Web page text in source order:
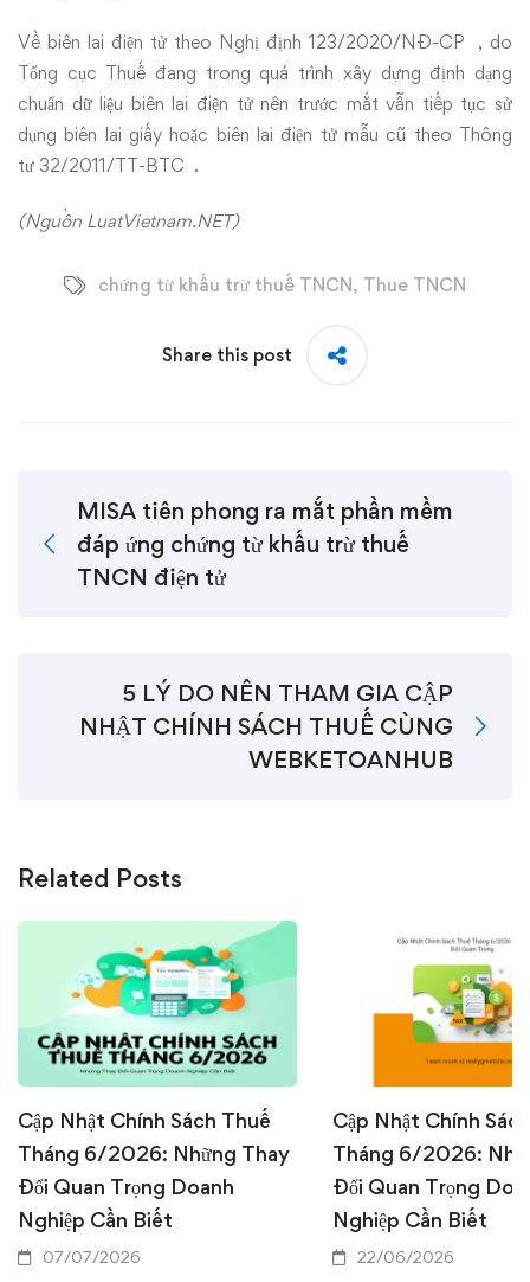
Về biên lai điện tử theo Nghị định 123/2020/NĐ-CP , do
Tổng cục Thuế đang trong quá trình xây dựng định dạng
chuẩn dữ liệu biên lai điện tử nên trước mắt vẫn tiếp tục sử
dụng biên lai giấy hoặc biên lai điện tử mẫu cũ theo Thông
tư 32/2011/TT-BTC .
(Nguồn LuatVietnam.NET)
chứng từ khấu trừ thuế TNCN, Thue TNCN
Share this post
MISA tiên phong ra mắt phần mềm
đáp ứng chứng từ khấu trừ thuế
TNCN điện tử
5 LÝ DO NÊN THAM GIA CẬP
NHẬT CHÍNH SÁCH THUẾ CÙNG
WEBKETOANHUB
Related Posts
Cập Nhật Chính Sách Thuế
Tháng 6/2026: Những Thay
Đổi Quan Trọng Doanh
Nghiệp Cần Biết
07/07/2026
Cập Nhật Chính
Tháng 6/2026:
Đổi Quan Trọng
Nghiệp Cần Biết
22/06/2026